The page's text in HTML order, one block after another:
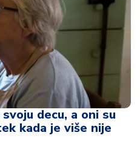
decu, a oni su
kada je više nije